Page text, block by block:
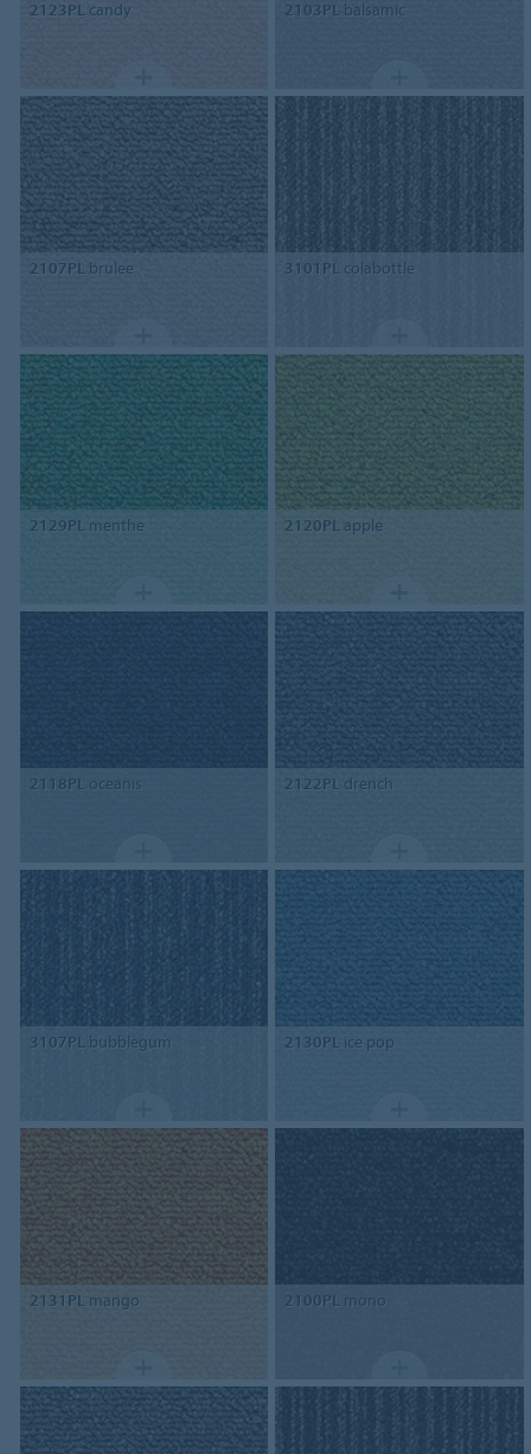
2123PLcandy 2103PL balsamic
2107PL brulee 3101PL colabottle
2129PL menthe 2120PL apple
2118PL oceanis 2122PL drench
3107PL bubblegum 2130PL ice pop
2131PL mango 2100PL mono